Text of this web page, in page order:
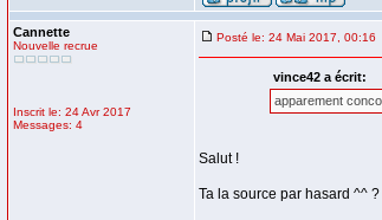
Cannette
Nouvelle recrue
Inscrit le: 24 Avr 2017
Messages: 4
Posté le: 24 Mai 2017, 00:16
vince42 a écrit:
apparement
Salut !
Ta la source par hasard ^^ ?